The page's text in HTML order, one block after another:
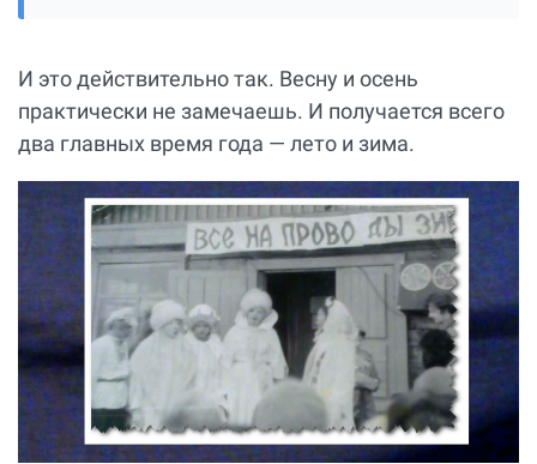
И это действительно так. Весну и осень
практически не замечаешь. И получается всего
два главных время года — лето и зима.